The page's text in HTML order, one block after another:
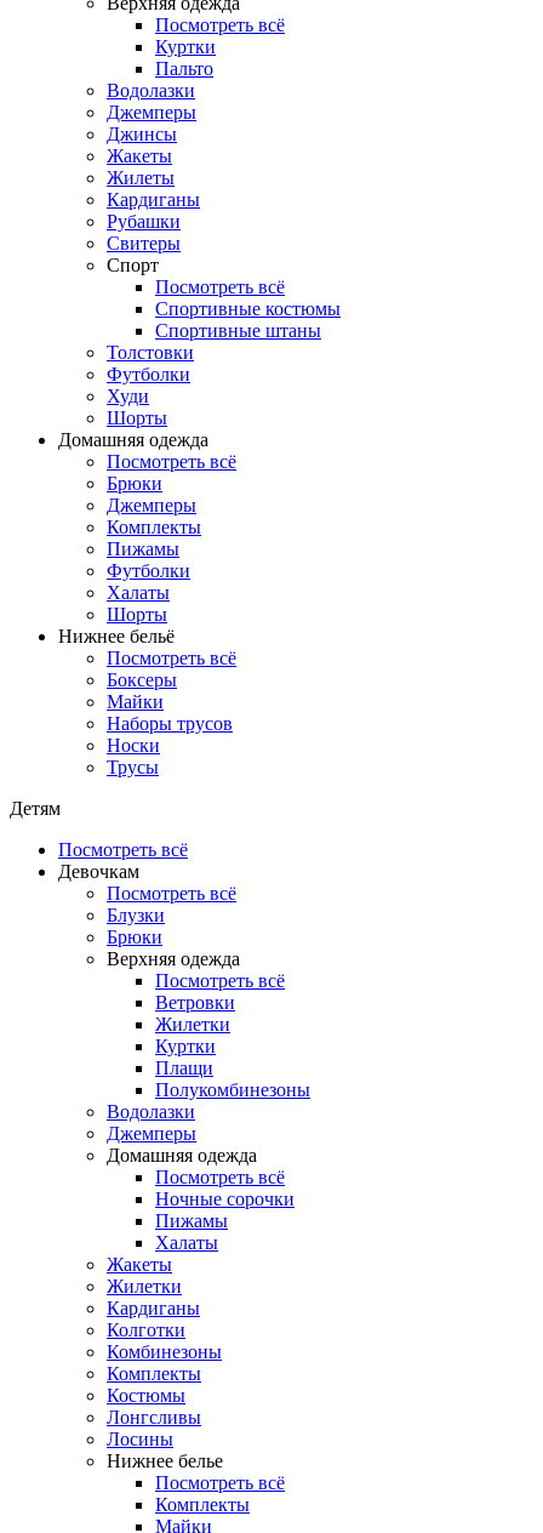
Посмотреть всё
Куртки
Пальто
Водолазки
Джемперы
Джинсы
Жакеты
Жилеты
Кардиганы
Рубашки
Свитеры
Спорт
Посмотреть всё
Спортивные костюмы
Спортивные штаны
Толстовки
Футболки
Худи
Шорты
Домашняя одежда
Посмотреть всё
Брюки
Джемперы
Комплекты
Пижамы
Футболки
Халаты
Шорты
Нижнее бельё
Посмотреть всё
Боксеры
Майки
Наборы трусов
Носки
Трусы
Детям
Посмотреть всё
Девочкам
Посмотреть всё
Блузки
Брюки
Верхняя одежда
Посмотреть всё
Ветровки
Жилетки
Куртки
Плащи
Полукомбинезоны
Водолазки
Джемперы
Домашняя одежда
Посмотреть всё
Ночные сорочки
Пижамы
Халаты
Жакеты
Жилетки
Кардиганы
Колготки
Комбинезоны
Комплекты
Костюмы
Лонгсливы
Лосины
Нижнее белье
Посмотреть всё
Комплекты
Майки